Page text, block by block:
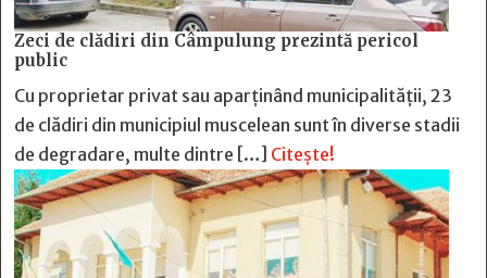
Zeci de clădiri din Câmpulung prezintă pericol
public
Cu proprietar privat sau aparținând municipalității, 23
de clădiri din municipiul muscelean sunt în diverse stadii
de degradare, multe dintre […] Citește!